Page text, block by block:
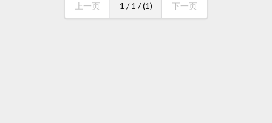
上一页 1 / 1 / (1) 下一页